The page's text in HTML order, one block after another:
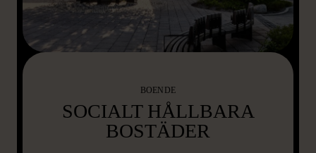
BOENDE
SOCIALT HÅLLBARA
BOSTÄDER